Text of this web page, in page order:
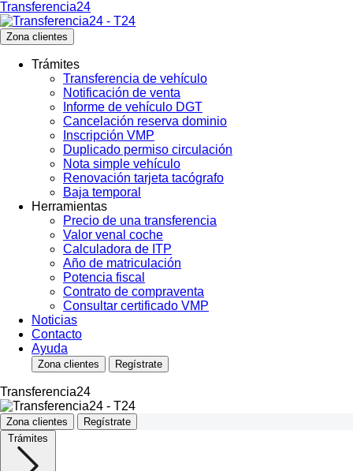
Transferencia24
Zona clientes
Trámites
Transferencia de vehículo
Notificación de venta
Informe de vehículo DGT
Cancelación reserva dominio
Inscripción VMP
Duplicado permiso circulación
Nota simple vehículo
Renovación tarjeta tacógrafo
Baja temporal
Herramientas
Precio de una transferencia
Valor venal coche
Calculadora de ITP
Año de matriculación
Potencia fiscal
Contrato de compraventa
Consultar certificado VMP
Noticias
Contacto
Ayuda
Zona clientes Regístrate
Transferencia24
Zona clientes
Regístrate
Trámites